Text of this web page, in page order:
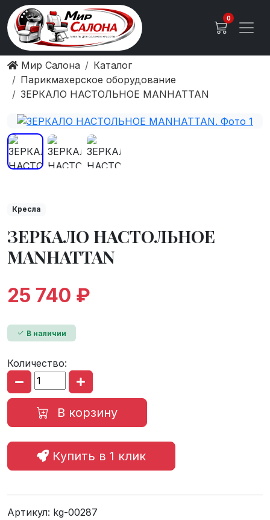
0
Мир Салона
Каталог
Парикмахерское оборудование
ЗЕРКАЛО НАСТОЛЬНОЕ MANHATTAN
Кресла
ЗЕРКАЛО НАСТОЛЬНОЕ
MANHATTAN
25 740 ₽
В наличии
Количество:
В корзину
Купить в 1 клик
Артикул: kg-00287